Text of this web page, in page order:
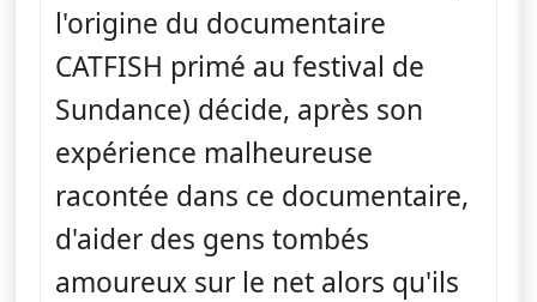
l'origine du documentaire
CATFISH primé au festival de
Sundance) décide, après son
expérience malheureuse
racontée dans ce documentaire,
d'aider des gens tombés
amoureux sur le net alors qu'ils